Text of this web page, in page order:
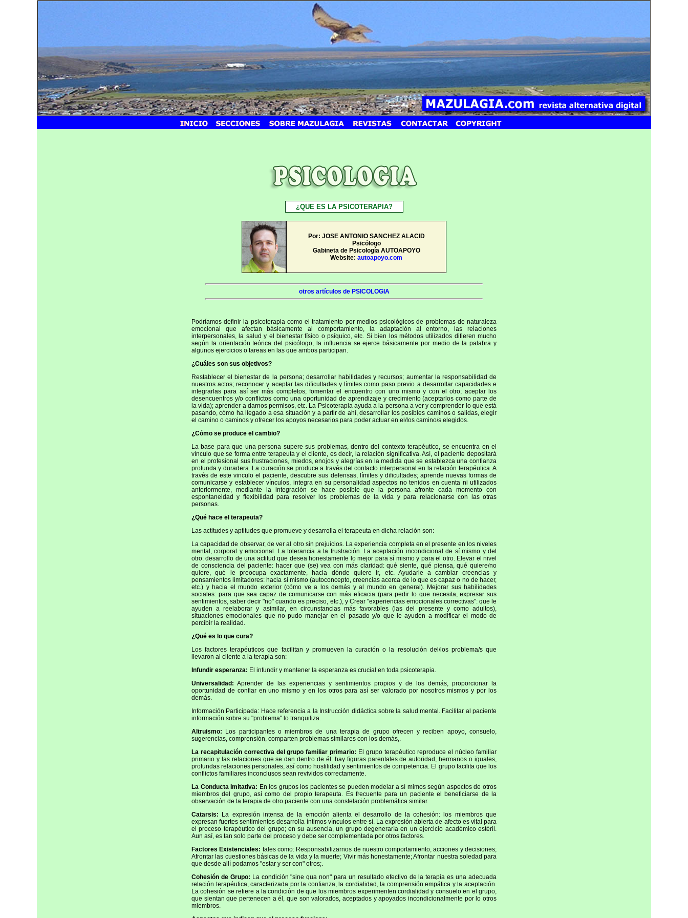
¿QUE ES LA PSICOTERAPIA?
Por: JOSE ANTONIO SANCHEZ ALACID
Psicólogo
Gabineta de Psicología AUTOAPOYO
Website: autoapoyo.com
otros artículos de PSICOLOGIA
Podríamos definir la psicoterapia como el tratamiento por medios psicológicos de problemas de naturaleza
emocional que afectan básicamente al comportamiento, la adaptación al entorno, las relaciones
interpersonales, la salud y el bienestar físico o psíquico, etc. Si bien los métodos utilizados difieren mucho
según la orientación teórica del psicólogo, la influencia se ejerce básicamente por medio de la palabra y
algunos ejercicios o tareas en las que ambos participan.
¿Cuáles son sus objetivos?
Restablecer el bienestar de la persona; desarrollar habilidades y recursos; aumentar la responsabilidad de
nuestros actos; reconocer y aceptar las dificultades y límites como paso previo a desarrollar capacidades e
integrarlas para así ser más completos; fomentar el encuentro con uno mismo y con el otro; aceptar los
desencuentros y/o conflictos como una oportunidad de aprendizaje y crecimiento (aceptarlos como parte de
la vida); aprender a darnos permisos, etc. La Psicoterapia ayuda a la persona a ver y comprender lo que está
pasando, cómo ha llegado a esa situación y a partir de ahí, desarrollar los posibles caminos o salidas, elegir
el camino o caminos y ofrecer los apoyos necesarios para poder actuar en el/los camino/s elegidos.
¿Cómo se produce el cambio?
La base para que una persona supere sus problemas, dentro del contexto terapéutico, se encuentra en el
vínculo que se forma entre terapeuta y el cliente, es decir, la relación significativa. Así, el paciente depositará
en el profesional sus frustraciones, miedos, enojos y alegrías en la medida que se establezca una confianza
profunda y duradera. La curación se produce a través del contacto interpersonal en la relación terapéutica. A
través de este vinculo el paciente, descubre sus defensas, límites y dificultades; aprende nuevas formas de
comunicarse y establecer vínculos, integra en su personalidad aspectos no tenidos en cuenta ni utilizados
anteriormente, mediante la integración se hace posible que la persona afronte cada momento con
espontaneidad y flexibilidad para resolver los problemas de la vida y para relacionarse con las otras
personas.
¿Qué hace el terapeuta?
Las actitudes y aptitudes que promueve y desarrolla el terapeuta en dicha relación son:
La capacidad de observar, de ver al otro sin prejuicios. La experiencia completa en el presente en los niveles
mental, corporal y emocional. La tolerancia a la frustración. La aceptación incondicional de sí mismo y del
otro: desarrollo de una actitud que desea honestamente lo mejor para sí mismo y para el otro. Elevar el nivel
de consciencia del paciente: hacer que (se) vea con más claridad: qué siente, qué piensa, qué quiere/no
quiere, qué le preocupa exactamente, hacia dónde quiere ir, etc. Ayudarle a cambiar creencias y
pensamientos limitadores: hacia sí mismo (autoconcepto, creencias acerca de lo que es capaz o no de hacer,
etc.) y hacia el mundo exterior (cómo ve a los demás y al mundo en general). Mejorar sus habilidades
sociales: para que sea capaz de comunicarse con más eficacia (para pedir lo que necesita, expresar sus
sentimientos, saber decir "no" cuando es preciso, etc.), y Crear "experiencias emocionales correctivas": que le
ayuden a reelaborar y asimilar, en circunstancias más favorables (las del presente y como adultos),
situaciones emocionales que no pudo manejar en el pasado y/o que le ayuden a modificar el modo de
percibir la realidad.
¿Qué es lo que cura?
Los factores terapéuticos que facilitan y promueven la curación o la resolución del/los problema/s que
llevaron al cliente a la terapia son:
Infundir esperanza: El infundir y mantener la esperanza es crucial en toda psicoterapia.
Universalidad: Aprender de las experiencias y sentimientos propios y de los demás, proporcionar la
oportunidad de confiar en uno mismo y en los otros para así ser valorado por nosotros mismos y por los
demás.
Información Participada: Hace referencia a la Instrucción didáctica sobre la salud mental. Facilitar al paciente
información sobre su "problema" lo tranquiliza.
Altruismo: Los participantes o miembros de una terapia de grupo ofrecen y reciben apoyo, consuelo,
sugerencias, comprensión, comparten problemas similares con los demás,.
La recapitulación correctiva del grupo familiar primario: El grupo terapéutico reproduce el núcleo familiar
primario y las relaciones que se dan dentro de él: hay figuras parentales de autoridad, hermanos o iguales,
profundas relaciones personales, así como hostilidad y sentimientos de competencia. El grupo facilita que los
conflictos familiares inconclusos sean revividos correctamente.
La Conducta Imitativa: En los grupos los pacientes se pueden modelar a sí mimos según aspectos de otros
miembros del grupo, así como del propio terapeuta. Es frecuente para un paciente el beneficiarse de la
observación de la terapia de otro paciente con una constelación problemática similar.
Catarsis:
La expresión intensa de la emoción alienta el desarrollo de la cohesión: los miembros que
expresan fuertes sentimientos desarrolla íntimos vínculos entre sí. La expresión abierta de afecto es vital para
el proceso terapéutico del grupo; en su ausencia, un grupo degeneraría en un ejercicio académico estéril.
Aun así, es tan solo parte del proceso y debe ser complementada por otros factores.
Factores Existenciales: tales como: Responsabilizarnos de nuestro comportamiento, acciones y decisiones;
Afrontar las cuestiones básicas de la vida y la muerte; Vivir más honestamente; Afrontar nuestra soledad para
que desde allí podamos "estar y ser con" otros;.
Cohesión de Grupo: La condición "sine qua non" para un resultado efectivo de la terapia es una adecuada
relación terapéutica, caracterizada por la confianza, la cordialidad, la comprensión empática y la aceptación.
La cohesión se refiere a la condición de que los miembros experimenten cordialidad y consuelo en el grupo,
que sientan que pertenecen a él, que son valorados, aceptados y apoyados incondicionalmente por lo otros
miembros.